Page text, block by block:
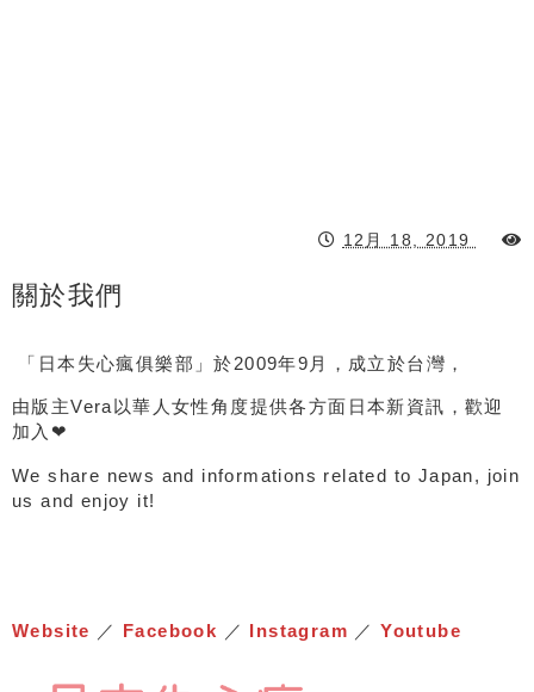
12月 18, 2019
關於我們
「日本失心瘋俱樂部」於2009年9月，成立於台灣，
由版主Vera以華人女性角度提供各方面日本新資訊，歡迎
加入❤
We share news and informations related to Japan, join
us and enjoy it!
Website ／ Facebook ／ Instagram ／Youtube